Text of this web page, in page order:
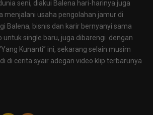
seni, diakui Balena hari-harinya juga
menjalani usaha pengolahan jamur di
Balena, bisnis dan karir bernyanyi sama
untuk single baru, juga dibarengi dengan
Kunanti” ini, sekarang selain musim
di cerita syair adegan video klip terbarunya